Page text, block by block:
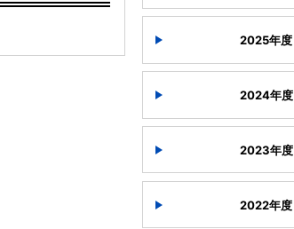
2025年度
2024年度
2023年度
2022年度